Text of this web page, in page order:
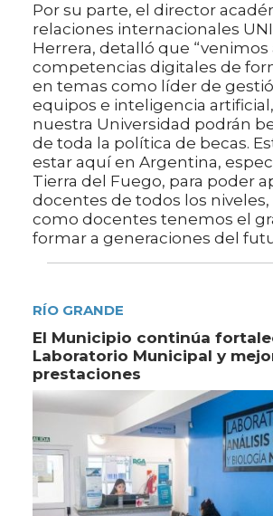
Por su parte, el director
relaciones internacionales
Herrera, detalló que “venimos
competencias digitales de
en temas como líder de
equipos e inteligencia
nuestra Universidad podrán
de toda la política de becas.
estar aquí en Argentina,
Tierra del Fuego, para poder
docentes de todos los
como docentes tenemos el
formar a generaciones del
RÍO GRANDE
El Municipio continúa
Laboratorio Municipal y
prestaciones